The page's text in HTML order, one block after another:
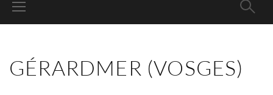
GÉRARDMER (VOSGES)